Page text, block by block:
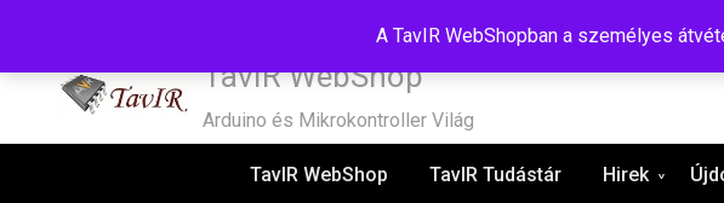
A TavIR WebShopban a személyes
TavIR WebShop
Arduino és Mikrokontroller Világ
TavIR WebShop TavIR Tudástár Hirek